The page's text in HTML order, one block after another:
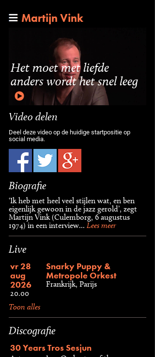
Martijn Vink
Het moet met liefde
anders wordt het snel leeg
Video delen
Deel deze video op de huidige startpositie op
social media.
Biografie
‘Ik heb met heel veel stijlen wat, en ben
eigenlijk gewoon in de jazz gerold’, zegt
Martijn Vink (Culemborg, 6 augustus
1974) in een interview... Lees meer
Live
vr 28
aug
2026
20.00
Snarky Puppy &
Metropole Orkest
Frankrijk, Parijs
Toon alles
Discografie
30 Years Tros Sesjun